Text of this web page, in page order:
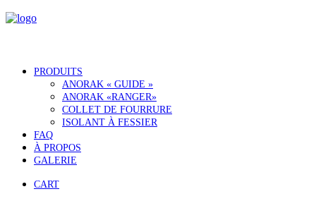
PRODUITS
ANORAK « GUIDE »
ANORAK «RANGER»
COLLET DE FOURRURE
ISOLANT À FESSIER
FAQ
À PROPOS
GALERIE
CART